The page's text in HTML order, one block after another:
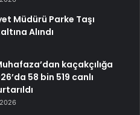
Müdürü Parke Taşı
Alındı
kaçakçılığa
58 bin 519 canlı